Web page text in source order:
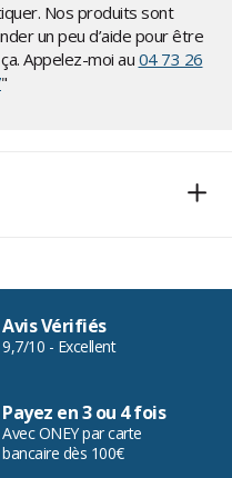
Nos produits sont
un peu d’aide pour être
Appelez-moi au 04 73 26
"
Avis Vérifiés
9,7/10 - Excellent
Payez en 3 ou 4 fois
Avec ONEY par carte
bancaire dès 100€